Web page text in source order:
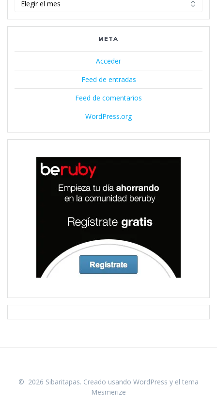
META
Acceder
Feed de entradas
Feed de comentarios
WordPress.org
© 2026 Sibaritapas. Creado usando WordPress y el tema
Mesmerize